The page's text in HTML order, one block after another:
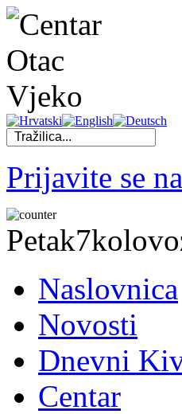
Prijavite se
Petak7
Naslovnica
Novosti
Dnevni
Centar